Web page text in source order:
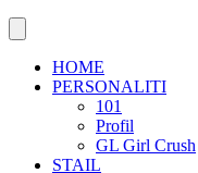
HOME
PERSONALITI
101
Profil
GL Girl Crush
STAIL